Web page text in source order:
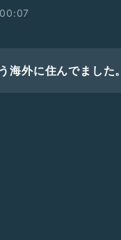
、
憶」
海外に住んでました。